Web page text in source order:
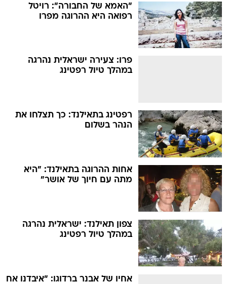
"האמא של החבורה": רויטל
רפואה היא ההרוגה מפרו
פרו: צעירה ישראלית נהרגה
במהלך טיול רפטינג
רפטינג בתאילנד: כך תצלחו את
הנהר בשלום
אחות ההרוגה בתאילנד: "היא
מתה עם חיוך של אושר"
צפון תאילנד: ישראלית נהרגה
במהלך טיול רפטינג
אחיו של אבנר ברדוגו: "איבדנו אח